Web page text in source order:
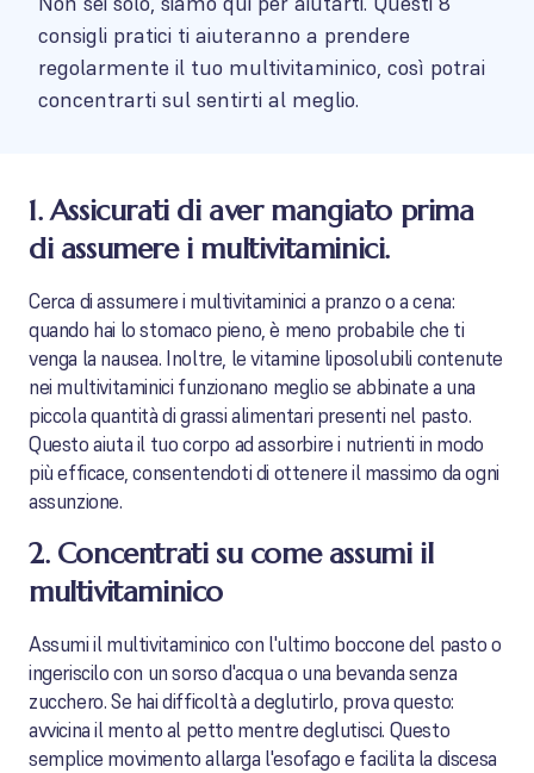
consigli pratici ti aiuteranno a prendere
regolarmente il tuo multivitaminico, così potrai
concentrarti sul sentirti al meglio.
1. Assicurati di aver mangiato prima
di assumere i multivitaminici.
Cerca di assumere i multivitaminici a pranzo o a cena:
quando hai lo stomaco pieno, è meno probabile che ti
venga la nausea. Inoltre, le vitamine liposolubili contenute
nei multivitaminici funzionano meglio se abbinate a una
piccola quantità di grassi alimentari presenti nel pasto.
Questo aiuta il tuo corpo ad assorbire i nutrienti in modo
più efficace, consentendoti di ottenere il massimo da ogni
assunzione.
2. Concentrati su come assumi il
multivitaminico
Assumi il multivitaminico con l'ultimo boccone del pasto o
ingeriscilo con un sorso d'acqua o una bevanda senza
zucchero. Se hai difficoltà a deglutirlo, prova questo:
avvicina il mento al petto mentre deglutisci. Questo
semplice movimento allarga l'esofago e facilita la discesa